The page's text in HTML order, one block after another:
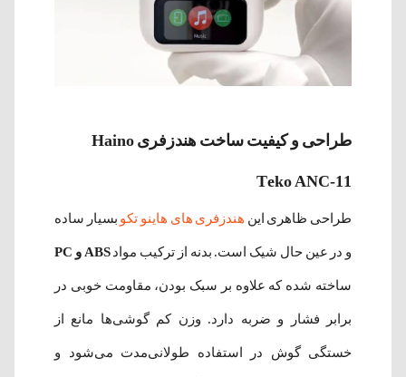
طراحی و کیفیت ساخت هندزفری Haino
Teko ANC-11
طراحی ظاهری این هندزفری های هاینو تکو بسیار ساده
و در عین حال شیک است. بدنه از ترکیب موادABS و PC
ساخته شده که علاوه بر سبک بودن، مقاومت خوبی در
برابر فشار و ضربه دارد. وزن کم گوشی‌ها مانع از
خستگی گوش در استفاده طولانی‌مدت می‌شود و